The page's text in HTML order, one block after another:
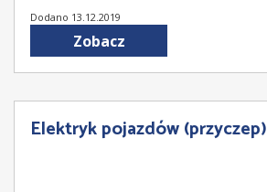
Dodano 13.12.2019
Zobacz
Elektryk pojazdów (przyczep)